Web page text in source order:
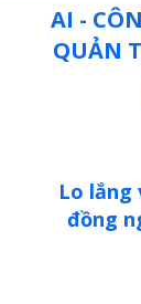
AI -
QUẢN
Lo lắng
đồng